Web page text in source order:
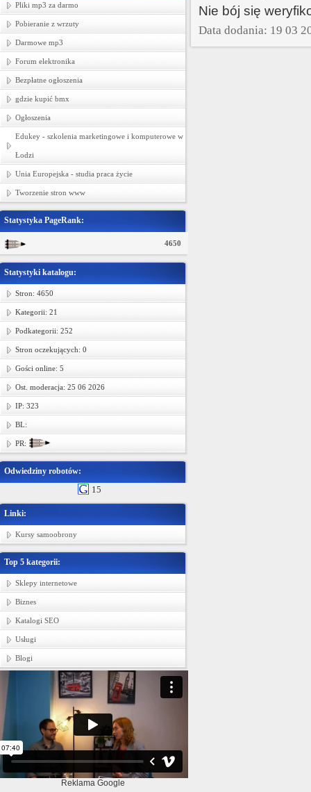
Pliki mp3 za darmo
Pobieranie z wrzuty
Darmowe mp3
Forum elektronika
Bezpłatne ogłoszenia
gdzie kupić bmx
Ogłoszenia
Edukey - szkolenia marketingowe i komputerowe w
Łodzi
Unia Europejska - studia praca życie
Tworzenie stron www
Statystyka PageRank:
4650
Statystyki katalogu:
Stron: 4650
Kategorii: 21
Podkategorii: 252
Stron oczekujących: 0
Gości online: 5
Ost. moderacja: 25 06 2026
IP: 323
BL:
PR:
Odwiedziny robotów:
15
Linki:
Kursy samoobrony
Top 5 kategorii:
Sklepy internetowe
Biznes
Katalogi SEO
Usługi
Blogi
Reklama Google
Nie bój się
Data dodania: 19 03